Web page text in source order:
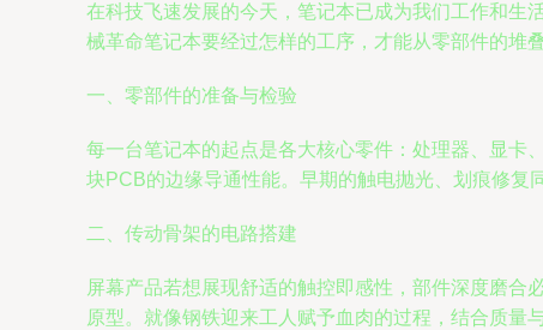
在科技飞速发展的今天，笔记本已成为我们工作和生
械革命笔记本要经过怎样的工序，才能从零部件的堆
一、零部件的准备与检验
每一台笔记本的起点是各大核心零件：处理器、显卡
块PCB的边缘导通性能。早期的触电抛光、划痕修复
二、传动骨架的电路搭建
屏幕产品若想展现舒适的触控即感性，部件深度磨
原型。就像钢铁迎来工人赋予血肉的过程，结合质量